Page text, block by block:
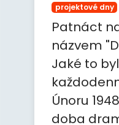
projektové dny
Patnáct
názvem
Jaké to
Únoru
doba